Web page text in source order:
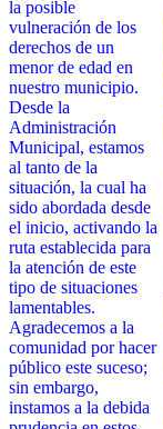
la posible
vulneración de los
derechos de un
menor de edad en
nuestro municipio.
Desde la
Administración
Municipal, estamos
al tanto de la
situación, la cual ha
sido abordada desde
el inicio, activando la
ruta establecida para
la atención de este
tipo de situaciones
lamentables.
Agradecemos a la
comunidad por hacer
público este suceso;
sin embargo,
instamos a la debida